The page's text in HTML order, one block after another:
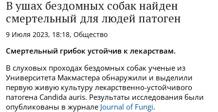
В ушах бездомных собак найден
смертельный для людей патоген
9 Июля 2023, 18:18, Общество
Смертельный грибок устойчив к лекарствам.
В слуховых проходах бездомных собак ученые из
Университета Макмастера обнаружили и выделили
первую живую культуру лекарственно-устойчивого
патогена Candida auris. Результаты исследования были
опубликованы в журнале Journal of Fungi.